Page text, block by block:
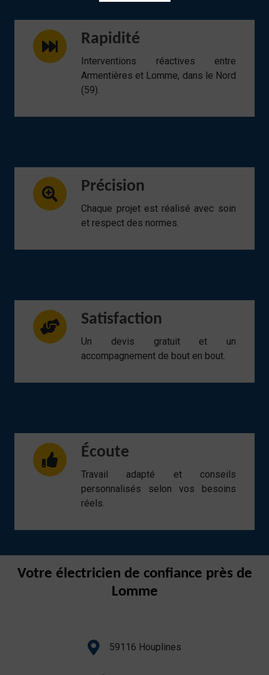
Rapidité
Interventions réactives entre
Armentières et Lomme, dans le Nord
(59).
Précision
Chaque projet est réalisé avec soin
et respect des normes.
Satisfaction
Un devis gratuit et un
accompagnement de bout en bout.
Écoute
Travail adapté et conseils
personnalisés selon vos besoins
réels.
Votre électricien de confiance près de
Lomme
59116 Houplines